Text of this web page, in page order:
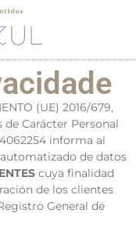
(UE) 2016/679,
Carácter Personal
informa al
de datos
cuya finalidad
de los clientes
General de